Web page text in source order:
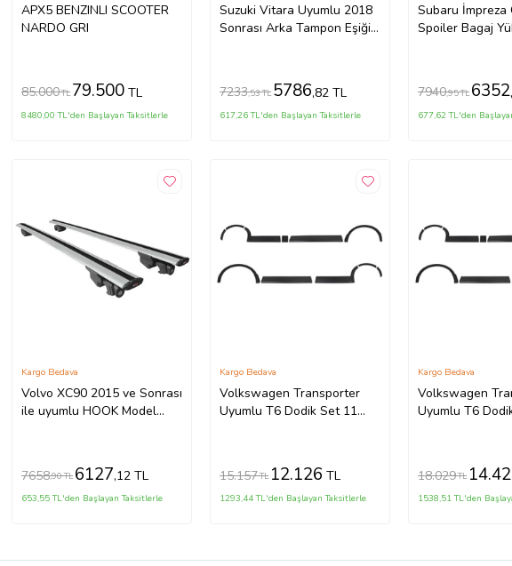
APX5 BENZINLI SCOOTER
NARDO GRI
85.000TL 79.500TL
8480,00 TL'den Başlayan Taksitlerle
Suzuki Vitara Uyumlu 2018
Sonrası Arka Tampon Eşiği
7233,53 TL 5786,82 TL
617,26 TL'den Başlayan Taksitlerle
Subaru İmpreza
Spoiler Bagaj
7940,95 TL 6352
677,62 TL'den
Volvo XC90 2015 ve Sonrası
ile uyumlu HOOK Model
Kargo Bedava
7658,90 TL 6127,12 TL
653,55 TL'den Başlayan Taksitlerle
Volkswagen Transporter
Uyumlu T6 Dodik Set 11
Kargo Bedava
15.157TL 12.126 TL
1293,44 TL'den Başlayan Taksitlerle
Volkswagen
Uyumlu T6
Kargo Bedava
18.029TL
1538,51 TL'den